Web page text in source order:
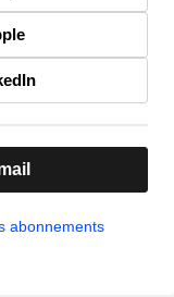
abonnements